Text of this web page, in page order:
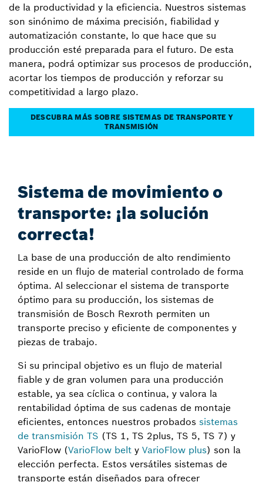
de la productividad y la eficiencia. Nuestros sistemas
son sinónimo de máxima precisión, fiabilidad y
automatización constante, lo que hace que su
producción esté preparada para el futuro. De esta
manera, podrá optimizar sus procesos de producción,
acortar los tiempos de producción y reforzar su
competitividad a largo plazo.
DESCUBRA MÁS SOBRE SISTEMAS DE TRANSPORTE Y
TRANSMISIÓN
Sistema de movimiento o
transporte: ¡la solución
correcta!
La base de una producción de alto rendimiento
reside en un flujo de material controlado de forma
óptima. Al seleccionar el sistema de transporte
óptimo para su producción, los sistemas de
transmisión de Bosch Rexroth permiten un
transporte preciso y eficiente de componentes y
piezas de trabajo.
Si su principal objetivo es un flujo de material
fiable y de gran volumen para una producción
estable, ya sea cíclica o continua, y valora la
rentabilidad óptima de sus cadenas de montaje
eficientes, entonces nuestros probados sistemas
de transmisión TS (TS 1, TS 2plus, TS 5, TS 7) y
VarioFlow (VarioFlow belt y VarioFlow plus) son la
elección perfecta. Estos versátiles sistemas de
transporte están diseñados para ofrecer